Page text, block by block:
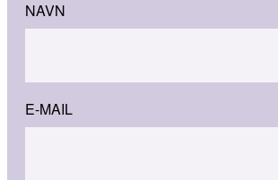
NAVN
E-MAIL